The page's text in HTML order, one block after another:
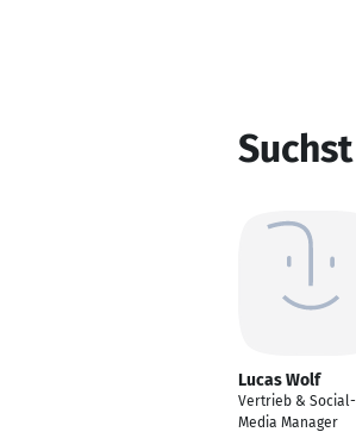
Lucas Wolf
Vertrieb & Social-
Media Manager